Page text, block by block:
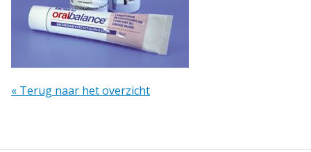
« Terug naar het overzicht